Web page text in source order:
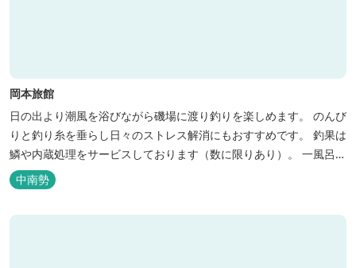
岡本旅館
日の出より潮風を浴びながら磯場に渡り釣りを楽しめます。 のんび
りと釣り糸を垂らし日々のストレス解消にもおすすめです。 釣果は
鱗や内蔵処理をサービスしております（数に限りあり）。 一風呂浴
びてさっぱりしてお帰りいただけます。 料金１名５５００円、弁当
５００円
中南勢